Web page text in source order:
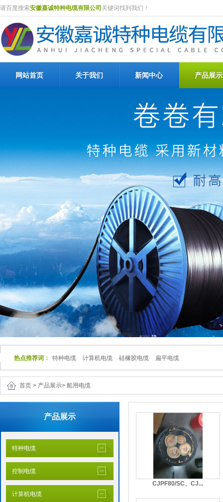
请百度搜索安徽嘉诚特种电缆有限公司 关键词找到我们！
网站首页 关于我们 新闻中心 产品展示
热点推荐词： 特种电缆 计算机电缆 硅橡胶电缆 扁平电缆
首页 > 产品展示> 船用电缆
产品展示
特种电缆
控制电缆
计算机电缆
CJPF80/SC、CJ...